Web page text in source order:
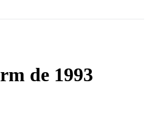
de 1993